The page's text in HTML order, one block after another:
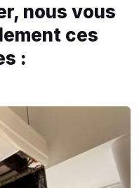
nous vous
ces
: